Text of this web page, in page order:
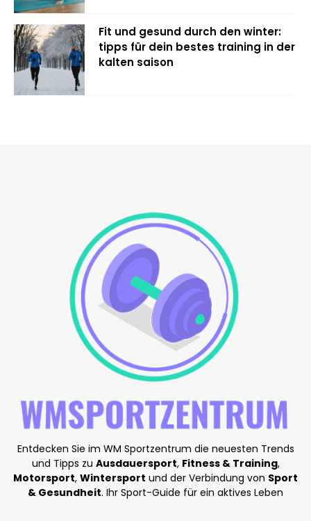
Fit und gesund durch den winter:
tipps für dein bestes training in der
kalten saison
Entdecken Sie im WM Sportzentrum die neuesten Trends
und Tipps zu Ausdauersport, Fitness & Training,
Motorsport, Wintersport und der Verbindung von Sport
& Gesundheit. Ihr Sport-Guide für ein aktives Leben